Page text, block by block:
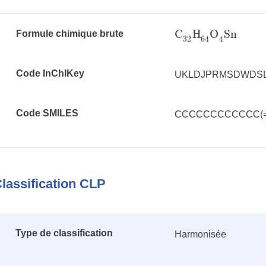
Formule chimique brute C32H64O4Sn
C32H64O4Sn
Code InChlKey
Code SMILES
CLP
Type de classification Harmonisée